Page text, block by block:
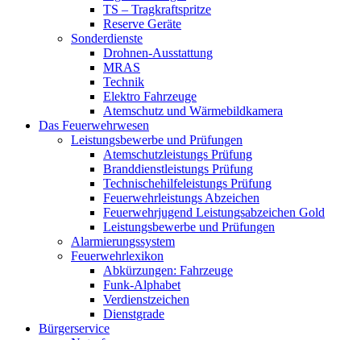
TS – Tragkraftspritze
Reserve Geräte
Sonderdienste
Drohnen-Ausstattung
MRAS
Technik
Elektro Fahrzeuge
Atemschutz und Wärmebildkamera
Das Feuerwehrwesen
Leistungsbewerbe und Prüfungen
Atemschutzleistungs Prüfung
Branddienstleistungs Prüfung
Technischehilfeleistungs Prüfung
Feuerwehrleistungs Abzeichen
Feuerwehrjugend Leistungsabzeichen Gold
Leistungsbewerbe und Prüfungen
Alarmierungssystem
Feuerwehrlexikon
Abkürzungen: Fahrzeuge
Funk-Alphabet
Verdienstzeichen
Dienstgrade
Bürgerservice